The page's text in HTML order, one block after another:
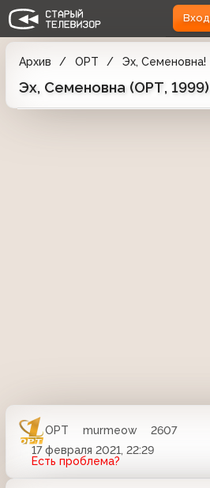
Вход
Архив ОРТ Эх, Семеновна!
Эх, Семеновна (ОРТ, 1999)
ОРТ murmeow
2607
17 февраля 2021, 22:29
Есть проблема?